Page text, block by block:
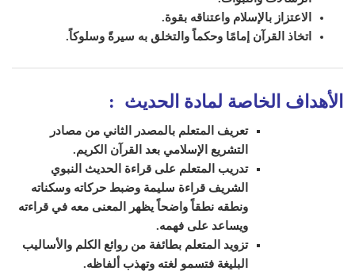
الاعتزاز بالإسلام واعتناقه بقوة.
اتخاذ القرآن إمامًا وحكماً والتخلق به سيرةً وسلوكاً.
الأهداف الخاصة لمادة الحديث :
تعريف المتعلم بالمصدر الثاني من مصادر
التشريع الإسلامي بعد القرآن الكريم.
تدريب المتعلم على قراءة الحديث النبوي
الشريف قراءة سليمة وضبط حركاته وسكناته
ونطقه نطقاً واضحاً يظهر المعنى معه في قراءته
ويساعد على فهمه.
تزويد المتعلم بطائفة من روائع الكلم والأساليب
البليغة فتسمو لغته وتهذب ألفاظه.